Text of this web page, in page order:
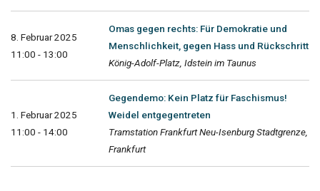
8. Februar 2025
11:00 - 13:00
Omas gegen rechts: Für Demokratie und
Menschlichkeit, gegen Hass und Rückschritt
König-Adolf-Platz, Idstein im Taunus
1. Februar 2025
11:00 - 14:00
Gegendemo: Kein Platz für Faschismus!
Weidel entgegentreten
Tramstation Frankfurt Neu-Isenburg Stadtgrenze,
Frankfurt